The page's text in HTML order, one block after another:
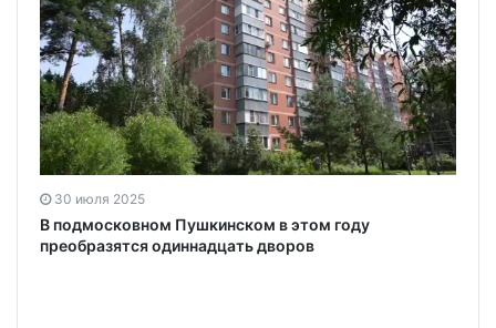
30 июля 2025
В подмосковном Пушкинском в этом году
преобразятся одиннадцать дворов